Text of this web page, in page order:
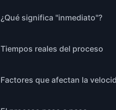
¿Qué significa "inmediato"?
Tiempos reales del proceso
Factores que afectan la